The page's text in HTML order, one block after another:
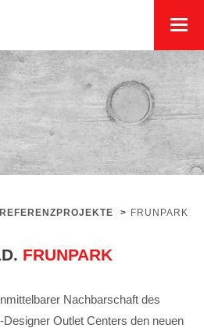
REFERENZPROJEKTE > FRUNPARK
FRUNPARK
Nachbarschaft des
Outlet Centers den neuen